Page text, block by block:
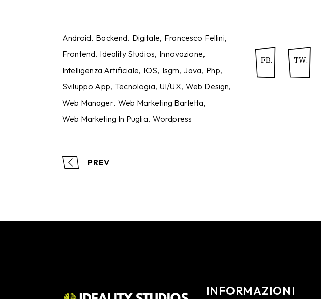
Android Backend Digitale Francesco Fellini
Frontend Ideality Studios Innovazione
Intelligenza Artificiale IOS Isgm Java Php
Sviluppo App Tecnologia UI/UX Web Design
Web Manager Web Marketing Barletta
Web Marketing In Puglia Wordpress
FB. TW.
PREV
INFORMAZIONI